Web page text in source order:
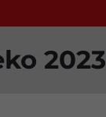
2023